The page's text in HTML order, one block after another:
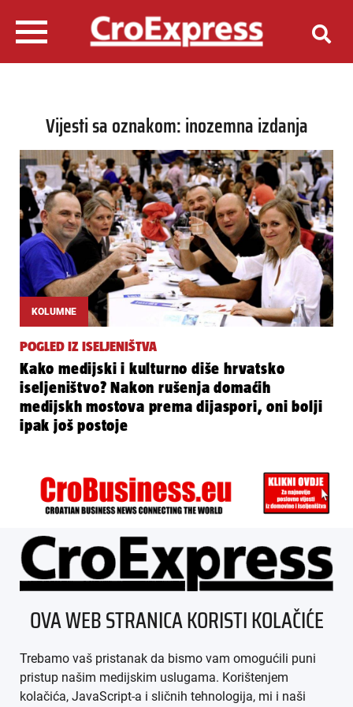
Vijesti sa oznakom: inozemna izdanja
KOLUMNE
POGLED IZ ISELJENIŠTVA
Kako medijski i kulturno diše hrvatsko
iseljeništvo? Nakon rušenja domaćih
medijskh mostova prema dijaspori, oni bolji
ipak još postoje
ÜBER UNS
IMPRESSUM
AGB
OVA WEB STRANICA KORISTI KOLAČIĆE
Trebamo vaš pristanak da bismo vam omogućili puni
pristup našim medijskim uslugama. Korištenjem
kolačića, JavaScript-a i sličnih tehnologija, mi i naši